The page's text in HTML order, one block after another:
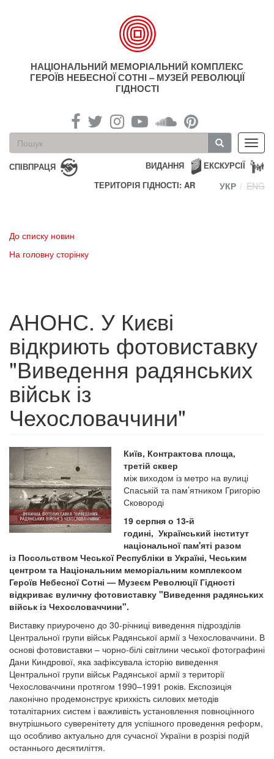
НАЦІОНАЛЬНИЙ МЕМОРІАЛЬНИЙ КОМПЛЕКС
ГЕРОЇВ НЕБЕСНОЇ СОТНІ – МУЗЕЙ РЕВОЛЮЦІЇ
ГІДНОСТІ
Пошукова
форма
Пошук
СПІВПРАЦЯ ЕКСКУРСІЇ
ВИДАННЯ
ТЕРИТОРІЯ ГІДНОСТІ: AR
УКР ENG
До списку новин
На головну сторінку
АНОНС. У Києві
відкриють фотовиставку
"Виведення радянських
військ із
Чехословаччини"
Київ, Контрактова площа,
третій сквер
між виходом із метро на вулиці
Спаській та пам’ятником Григорію
Сковороді
19 серпня о 13-й
годині, Український інститут
національної пам'яті разом
із Посольством Чеської Республіки в Україні, Чеським
центром та Національним меморіальним комплексом
Героїв Небесної Сотні — Музеєм Революції Гідності
відкриває вуличну фотовиставку "Виведення радянських
військ із Чехословаччини".
Виставку приурочено до 30-річниці виведення підрозділів
Центральної групи військ Радянської армії з Чехословаччини. В
основі фотовиставки – чорно-білі світлини чеської фотографині
Дани Киндрової, яка зафіксувала історію виведення
Центральної групи військ Радянської армії з території
Чехословаччини протягом 1990–1991 років. Експозиція
лаконічно продемонструє крихкість силових методів
тоталітарних систем і важливість установлення повноцінного
внутрішнього суверенітету для успішного проведення реформ,
що особливо актуально для сучасної України в розрізі подій
останнього десятиліття.